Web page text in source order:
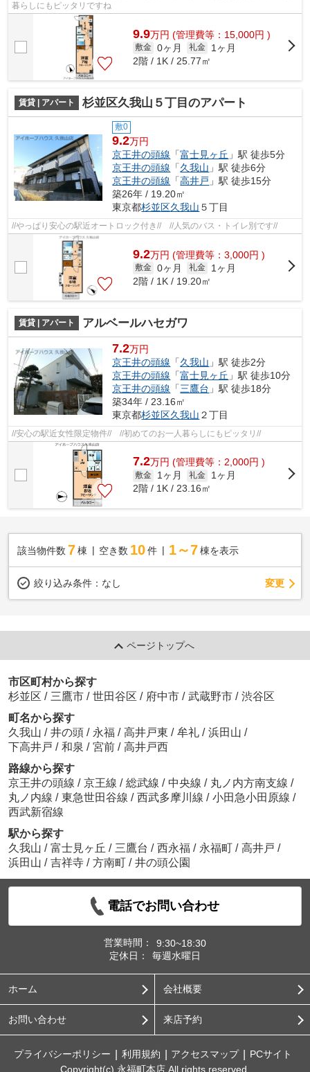
暮らしにもピッタリですね
9.9万円 (管理費等：15,000円 )
敷金 0ヶ月 礼金
1ヶ月
2階 / 1K / 25.77㎡
賃貸 | アパート 杉並区久我山５丁目のアパート
敷0
9.2万円
京王井の頭線 「富士見ヶ丘 」駅 徒歩5分
京王井の頭線 「久我山 」駅 徒歩6分
京王井の頭線 「高井戸 」駅 徒歩15分
築26年 / 19.20㎡
東京都杉並区久我山 ５丁目
//やっぱり安心の駅近オートロック付き// //人気のバス・トイレ別です//
9.2万円 (管理費等：3,000円 )
敷金 0ヶ月 礼金
1ヶ月
2階 / 1K / 19.20㎡
賃貸 | アパート アルベールハセガワ
7.2万円
京王井の頭線 「久我山 」駅 徒歩2分
京王井の頭線 「富士見ヶ丘 」駅 徒歩10分
京王井の頭線 「三鷹台 」駅 徒歩18分
築34年 / 23.16㎡
東京都杉並区久我山 ２丁目
//安心の駅近女性限定物件// //初めてのお一人暮らしにもピッタリ//
7.2万円 (管理費等：2,000円 )
敷金 1ヶ月 礼金
1ヶ月
2階 / 1K / 23.16㎡
該当物件数 7棟 空き数 10 件 1～7 棟を表示
絞り込み条件： なし 変更
ページトップへ
市区町村から探す
杉並区 / 三鷹市 / 世田谷区 / 府中市 / 武蔵野市 / 渋谷区
町名から探す
久我山 / 井の頭 / 永福 / 高井戸東 / 牟礼 / 浜田山 /
下高井戸 / 和泉 / 宮前 / 高井戸西
路線から探す
京王井の頭線 / 京王線 / 総武線 / 中央線 / 丸ノ内方南支線 /
丸ノ内線 / 東急世田谷線 / 西武多摩川線 / 小田急小田原線 /
西武新宿線
駅から探す
久我山 / 富士見ヶ丘 / 三鷹台 / 西永福 / 永福町 / 高井戸 /
浜田山 / 吉祥寺 / 方南町 / 井の頭公園
電話でお問い合わせ
営業時間：
9:30~18:30
定休日：
毎週水曜日
ホーム 会社概要
お問い合わせ 来店予約
プライバシーポリシー 利用規約 アクセスマップ
PCサイト
Copyright(c) 永福町本店 All rights reserved.